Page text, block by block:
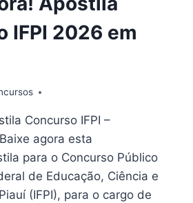
IFPI 2026 em
Concurso IFPI –
agora esta
para o Concurso Público
de Educação, Ciência e
(IFPI), para o cargo de